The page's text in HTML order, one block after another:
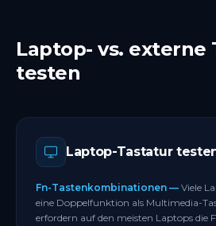
anderen Browser, wenn
Funktionstasten nicht registriert
Funktionstasten verwenden" für
Registrierung.
Tastatur-Tester.
Aktualisiere den
Manager unter Windows.
Ausweg das Powerwash-
Modifikatortasten nach einer
weiter versagen.
Wenn nach einem Treiber-
einer Modifikatortaste versagt,
Hersteller für
Laptop- vs. externe
testen
Laptop-Tastatur
Fn-Tastenkombinationen — Viele
eine Doppelfunktion als Multimedia-
erfordern auf den meisten Laptops die